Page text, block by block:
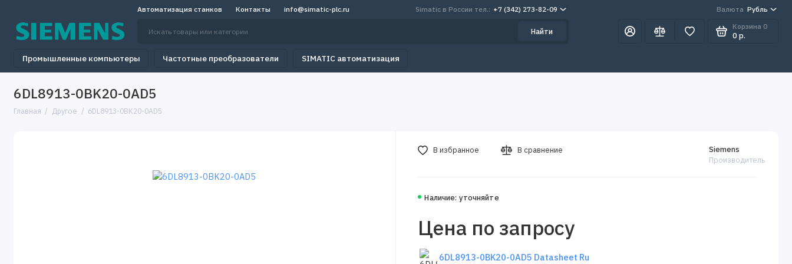
Автоматизация станков Контакты info@simatic-plc.ru Simatic в России тел.: +7 (342) 273-82-09 Валюта Рубль
Найти
Корзина 0
0 р.
Промышленные компьютеры Частотные преобразователи SIMATIC автоматизация
6DL8913-0BK20-0AD5
Главная Другое 6DL8913-0BK20-0AD5
Наличие: уточняйте
Siemens
Производитель
Цена по запросу
6DL8913-0BK20-0AD5 Datasheet Ru
В избранное В сравнение